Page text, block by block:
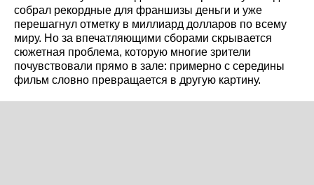
собрал рекордные для франшизы деньги и уже
перешагнул отметку в миллиард долларов по всему
миру. Но за впечатляющими сборами скрывается
сюжетная проблема, которую многие зрители
почувствовали прямо в зале: примерно с середины
фильм словно превращается в другую картину.